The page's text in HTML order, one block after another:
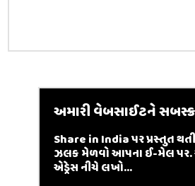
અમારી વેબસાઈટને
Share in India પર પ્રસ્તુત
ઝલક મેળવો આપના ઈ-મેલ
એડ્રેસ નીચે લખો...